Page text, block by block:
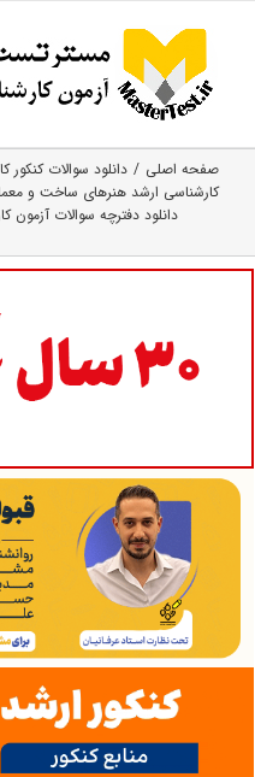
content
صفحه اصلی
دانلود سوالات کنکور
کارشناسی ارشد هنرهای ساخت و